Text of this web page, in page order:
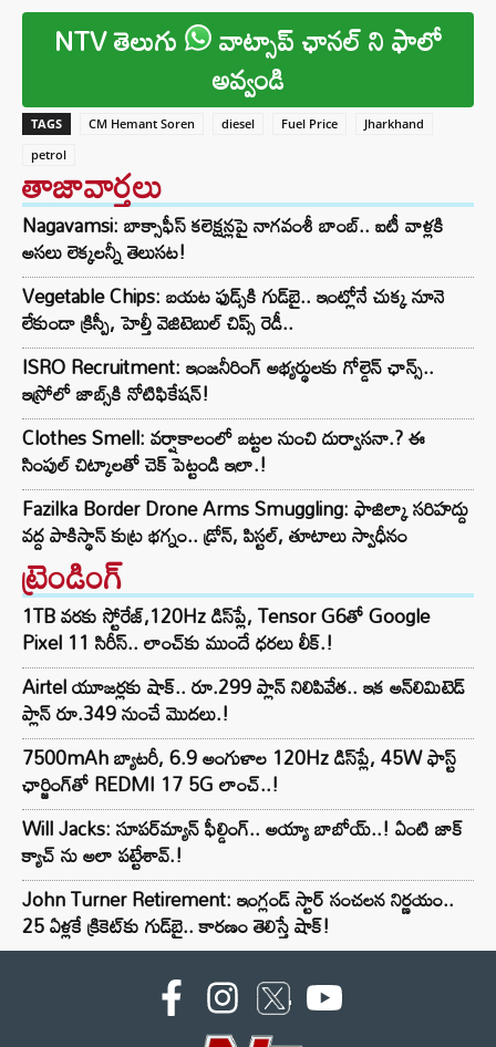
NTV తెలుగు వాట్సాప్ ఛానల్ ని ఫాలో
అవ్వండి
TAGS CM Hemant Soren diesel Fuel Price
Jharkhand
petrol
తాజావార్తలు
Nagavamsi: బాక్సాఫీస్ కలెక్షన్లపై నాగవంశీ బాంబ్.. ఐటీ వాళ్లకి
అసలు లెక్కలన్నీ తెలుసట!
Vegetable Chips: బయట ఫుడ్స్‌కి గుడ్‌బై.. ఇంట్లోనే చుక్క నూనె
లేకుండా క్రిస్పీ, హెల్తీ వెజిటెబుల్ చిప్స్ రెడీ..
ISRO Recruitment: ఇంజనీరింగ్‌ అభ్యర్థులకు గోల్డెన్‌ ఛాన్స్..
ఇస్రోలో జాబ్స్‌కి నోటిఫికేషన్!
Clothes Smell: వర్షాకాలంలో బట్టల నుంచి దుర్వాసనా.? ఈ
సింపుల్ చిట్కాలతో చెక్ పెట్టండి ఇలా.!
Fazilka Border Drone Arms Smuggling: ఫాజిల్కా సరిహద్దు
వద్ద పాకిస్థాన్ కుట్ర భగ్నం.. డ్రోన్, పిస్టల్, తూటాలు స్వాధీనం
ట్రెండింగ్‌
1TB వరకు స్టోరేజ్,120Hz డిస్‌ప్లే, Tensor G6తో Google
Pixel 11 సిరీస్.. లాంచ్⁭కు ముందే ధరలు లీక్.!
Airtel యూజర్లకు షాక్.. రూ.299 ప్లాన్ నిలిపివేత.. ఇక అన్‌లిమిటెడ్
ప్లాన్ రూ.349 నుంచే మొదలు.!
7500mAh బ్యాటరీ, 6.9 అంగుళాల 120Hz డిస్‌ప్లే, 45W ఫాస్ట్
ఛార్జింగ్‌తో REDMI 17 5G లాంచ్..!
Will Jacks: సూపర్‌మ్యాన్ ఫీల్డింగ్.. అయ్యా బాబోయ్..! ఏంటి జాక్
క్యాచ్ ను అలా పట్టేశావ్.!
John Turner Retirement: ఇంగ్లండ్ స్టార్ సంచలన నిర్ణయం..
25 ఏళ్లకే క్రికెట్‌కు గుడ్‌బై.. కారణం తెలిస్తే షాక్!